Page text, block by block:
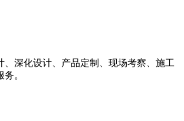
、深化设计、产品定制、现场考察、施工
。